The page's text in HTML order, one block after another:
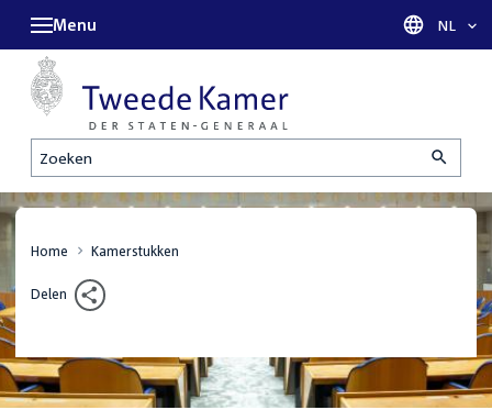
Zoeken
Menu Taal
NL
Home Kamerstukken
Delen